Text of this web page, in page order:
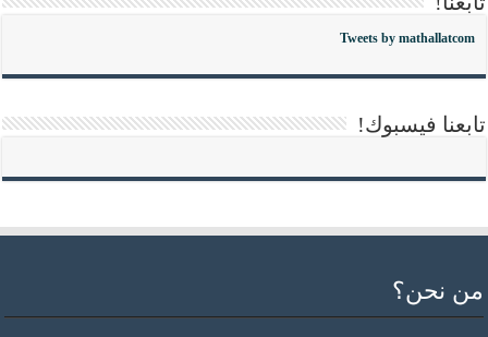
Tweets by mathallatcom
تابعنا فيسبوك!
من نحن؟